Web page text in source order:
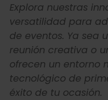
Explora nuestras
versatilidad para
de eventos. Ya sea
reunión creativa o
ofrecen un entorno
tecnológico de
éxito de tu ocasión.